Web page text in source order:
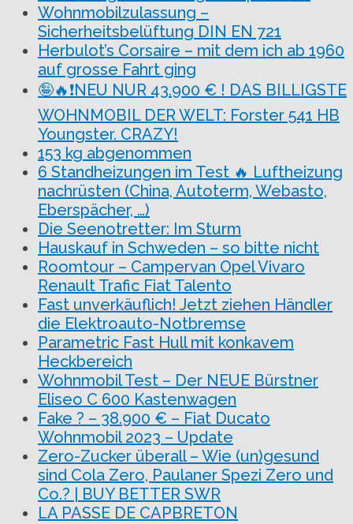
Wohnmobilzulassung –
Sicherheitsbelüftung DIN EN 721
Herbulot’s Corsaire – mit dem ich ab 1960
auf grosse Fahrt ging
🤪🔥❗NEU NUR 43.900 € ! DAS BILLIGSTE
WOHNMOBIL DER WELT: Forster 541 HB
Youngster. CRAZY!
153 kg abgenommen
6 Standheizungen im Test 🔥 Luftheizung
nachrüsten (China, Autoterm, Webasto,
Eberspächer, …)
Die Seenotretter: Im Sturm
Hauskauf in Schweden – so bitte nicht
Roomtour – Campervan Opel Vivaro
Renault Trafic Fiat Talento
Fast unverkäuflich! Jetzt ziehen Händler
die Elektroauto-Notbremse
Parametric Fast Hull mit konkavem
Heckbereich
Wohnmobil Test – Der NEUE Bürstner
Eliseo C 600 Kastenwagen
Fake ? – 38.900 € – Fiat Ducato
Wohnmobil 2023 – Update
Zero-Zucker überall – Wie (un)gesund
sind Cola Zero, Paulaner Spezi Zero und
Co.? | BUY BETTER SWR
LA PASSE DE CAPBRETON